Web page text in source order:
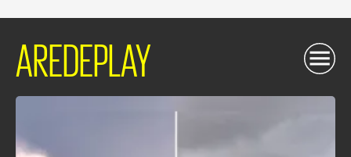
AREDEPLAY